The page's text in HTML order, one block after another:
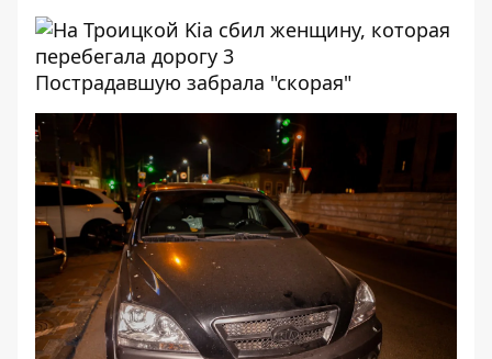
Пострадавшую забрала "скорая"